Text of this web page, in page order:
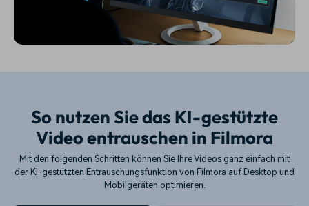
So nutzen Sie das KI-gestützte
Video entrauschen in Filmora
Mit den folgenden Schritten können Sie Ihre Videos ganz einfach mit
der KI-gestützten Entrauschungsfunktion von Filmora auf Desktop und
Mobilgeräten optimieren.